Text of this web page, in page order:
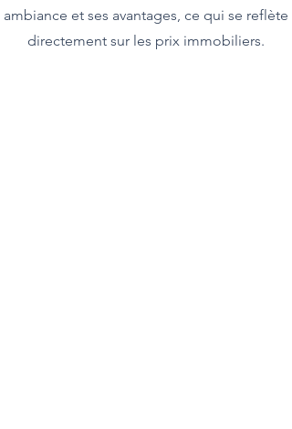
ambiance et ses avantages, ce qui se reflète
directement sur les prix immobiliers.